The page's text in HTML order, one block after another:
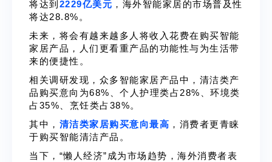
将达到 2229亿美元 ，海外智能家居的市场普及性
将达28.8%。
未来，将会有越来越多人将收入花费在购买智能
家居产品，人们更看重产品的功能性与为生活带
来的便捷性。
相关调研发现，众多智能家居产品中，清洁类产
品购买意向为68%、个人护理类占28%、环境类
占35%、烹饪类占38%。
其中， 清洁类家居购买意向最高 ，消费者更青睐
于购买智能清洁产品。
当下，“懒人经济”成为市场趋势，海外消费者表